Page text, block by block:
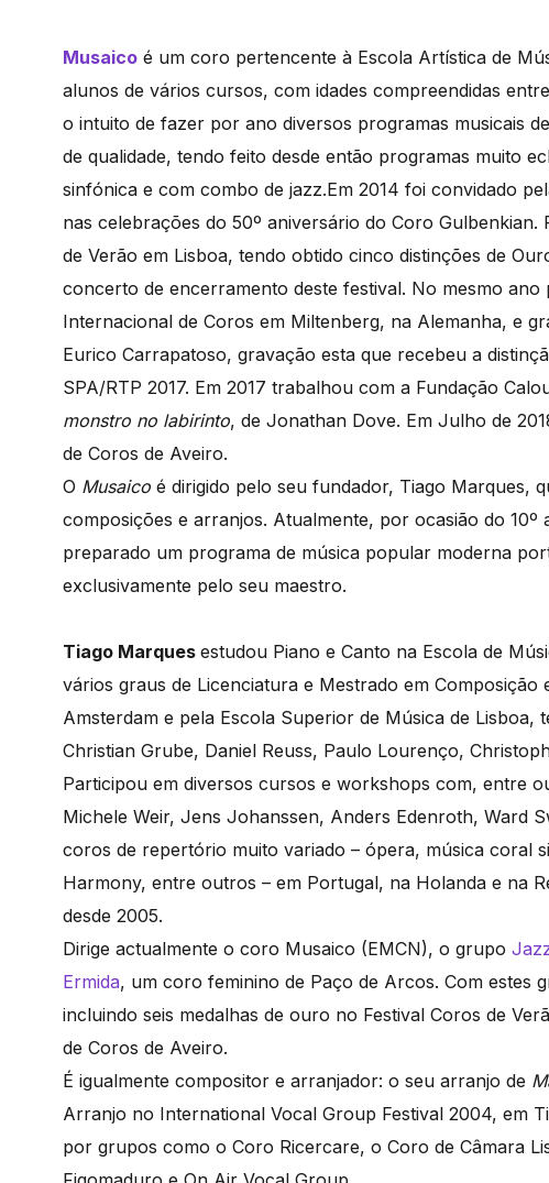
Musaico é um coro pertencente à Escola Artística de
alunos de vários cursos, com idades compreendidas
o intuito de fazer por ano diversos programas musicais
de qualidade, tendo feito desde então programas muito
sinfónica e com combo de jazz.Em 2014 foi convidado
nas celebrações do 50º aniversário do Coro
de Verão em Lisboa, tendo obtido cinco distinções de
concerto de encerramento deste festival. No mesmo ano
Internacional de Coros em Miltenberg, na Alemanha, e
Eurico Carrapatoso, gravação esta que recebeu a
SPA/RTP 2017. Em 2017 trabalhou com a Fundação
monstro no labirinto, de Jonathan Dove. Em Julho de
de Coros de Aveiro.
O Musaico é dirigido pelo seu fundador, Tiago Marques,
composições e arranjos. Atualmente, por ocasião do
preparado um programa de música popular moderna
exclusivamente pelo seu maestro.
Tiago Marques estudou Piano e Canto na Escola de
vários graus de Licenciatura e Mestrado em
Amsterdam e pela Escola Superior de Música de Lisboa,
Christian Grube, Daniel Reuss, Paulo Lourenço,
Participou em diversos cursos e workshops com, entre
Michele Weir, Jens Johanssen, Anders Edenroth, Ward
coros de repertório muito variado – ópera, música coral
Harmony, entre outros – em Portugal, na Holanda e na
desde 2005.
Dirige actualmente o coro Musaico (EMCN), o grupo
Ermida, um coro feminino de Paço de Arcos. Com estes
incluindo seis medalhas de ouro no Festival Coros de
de Coros de Aveiro.
É igualmente compositor e arranjador: o seu arranjo de
Arranjo no International Vocal Group Festival 2004, em
por grupos como o Coro Ricercare, o Coro de Câmara